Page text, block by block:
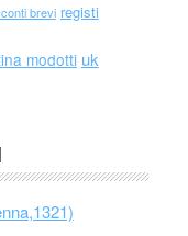
brevi registi
modotti uk